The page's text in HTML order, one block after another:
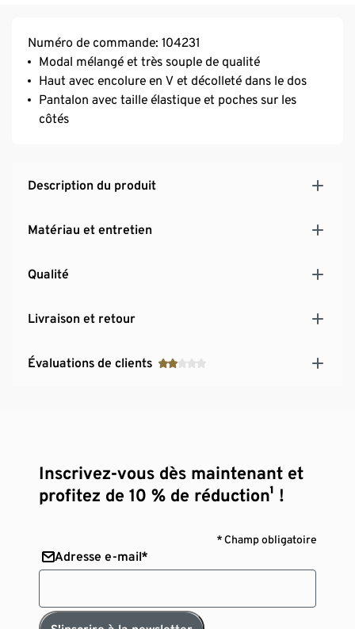
Numéro de commande: 104231
Modal mélangé et très souple de qualité
Haut avec encolure en V et décolleté dans le dos
Pantalon avec taille élastique et poches sur les
côtés
Description du produit
Matériau et entretien
Qualité
Livraison et retour
Évaluations de clients
Inscrivez-vous dès maintenant et
profitez de 10 % de réduction¹ !
* Champ obligatoire
Adresse e-mail*